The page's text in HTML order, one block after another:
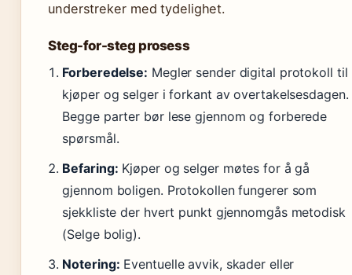
understreker med tydelighet.
Steg-for-steg prosess
Forberedelse: Megler sender digital protokoll til
kjøper og selger i forkant av overtakelsesdagen.
Begge parter bør lese gjennom og forberede
spørsmål.
Befaring: Kjøper og selger møtes for å gå
gjennom boligen. Protokollen fungerer som
sjekkliste der hvert punkt gjennomgås metodisk
(Selge bolig).
Notering: Eventuelle avvik, skader eller